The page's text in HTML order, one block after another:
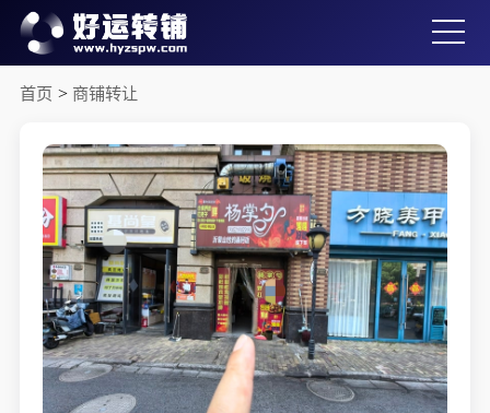
首页 > 商铺转让